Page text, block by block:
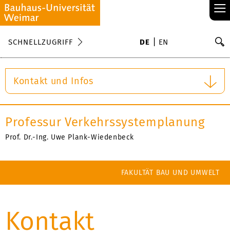
≡
SCHNELLZUGRIFF DE EN
Kontakt und Infos
Professur Verkehrssystemplanung
Prof. Dr.-Ing. Uwe Plank-Wiedenbeck
FAKULTÄT BAU UND UMWELT
Kontakt